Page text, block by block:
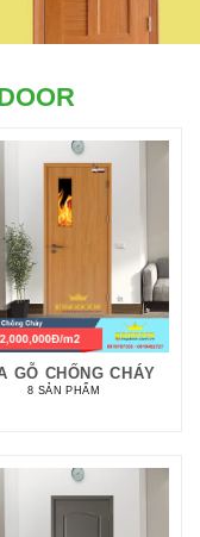
GỖ CHỐNG CHÁY
8 SẢN PHẨM